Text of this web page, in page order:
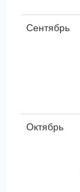
Сентябрь
Октябрь